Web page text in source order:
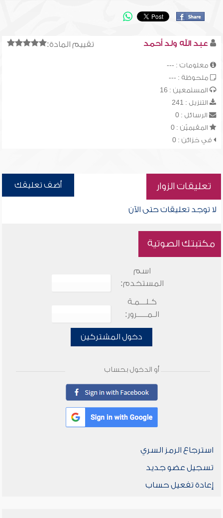
تقييم المادة: عبد الله ولد أحمد
معلومات : ---
ملحوظة : ---
المستمعين : 16
التنزيل : 241
الرسائل : 0
المقيميّن : 0
في خزائن : 0
تعليقات الزوار أضف تعليقك
لا توجد تعليقات حتى الآن
مكتبتك الصوتية
اسم
المستخدم:
كـلـــمـة
الـمـــــرور:
دخول المشتركين
أو الدخول بحساب
استرجاع الرمز السري
تسجيل عضو جديد
إعادة تفعيل حساب